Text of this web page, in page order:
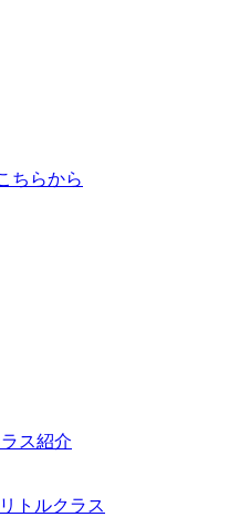
ちらから
ス紹介
トルクラス